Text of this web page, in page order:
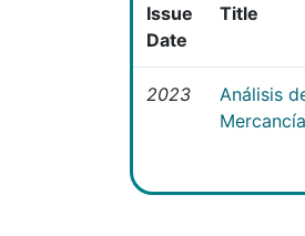
Issue
Date
Title
2023
Análisis